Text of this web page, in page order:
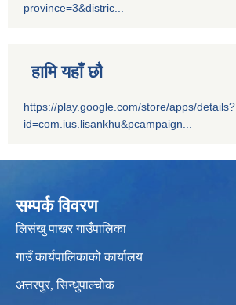
province=3&distric...
हामि यहाँ छौ
https://play.google.com/store/apps/details?
id=com.ius.lisankhu&pcampaign...
सम्पर्क विवरण
लिसंखु पाखर गाउँपालिका
गाउँ कार्यपालिकाको कार्यालय
अत्तरपुर, सिन्धुपाल्चोक